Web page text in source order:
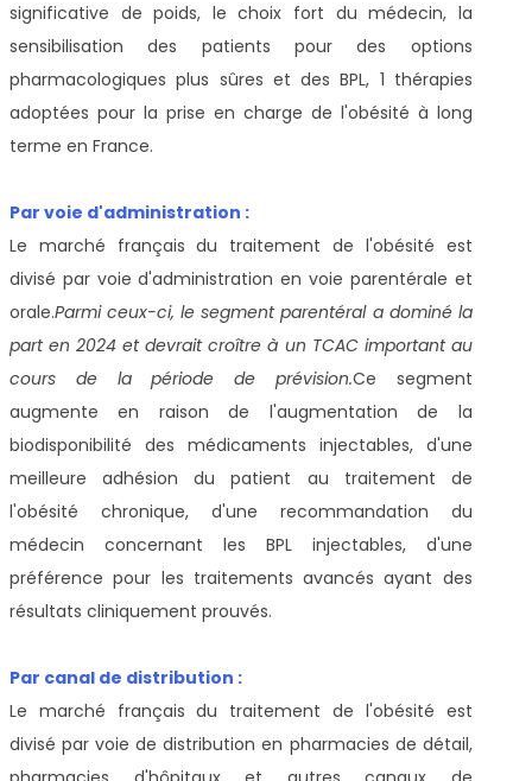
significative de poids, le choix fort du médecin, la
sensibilisation des patients pour des options
pharmacologiques plus sûres et des BPL, 1 thérapies
adoptées pour la prise en charge de l'obésité à long
terme en France.
Par voie d'administration :
Le marché français du traitement de l'obésité est
divisé par voie d'administration en voie parentérale et
orale.Parmi ceux-ci, le segment parentéral a dominé la
part en 2024 et devrait croître à un TCAC important au
cours de la période de prévision.Ce segment
augmente en raison de l'augmentation de la
biodisponibilité des médicaments injectables, d'une
meilleure adhésion du patient au traitement de
l'obésité chronique, d'une recommandation du
médecin concernant les BPL injectables, d'une
préférence pour les traitements avancés ayant des
résultats cliniquement prouvés.
Par canal de distribution :
Le marché français du traitement de l'obésité est
divisé par voie de distribution en pharmacies de détail,